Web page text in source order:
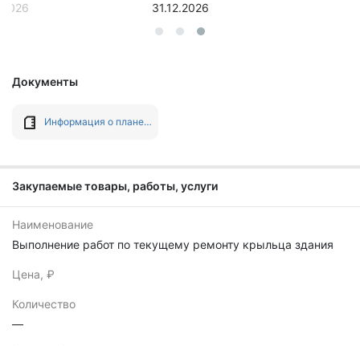
31.12.2026
Документы
Информация о плане-графике №202601523000124001 от 15.04.2026
Закупаемые товары, работы, услуги
Наименование
Выполнение работ по текущему ремонту крыльца здания
Цена, ₽
Количество
—